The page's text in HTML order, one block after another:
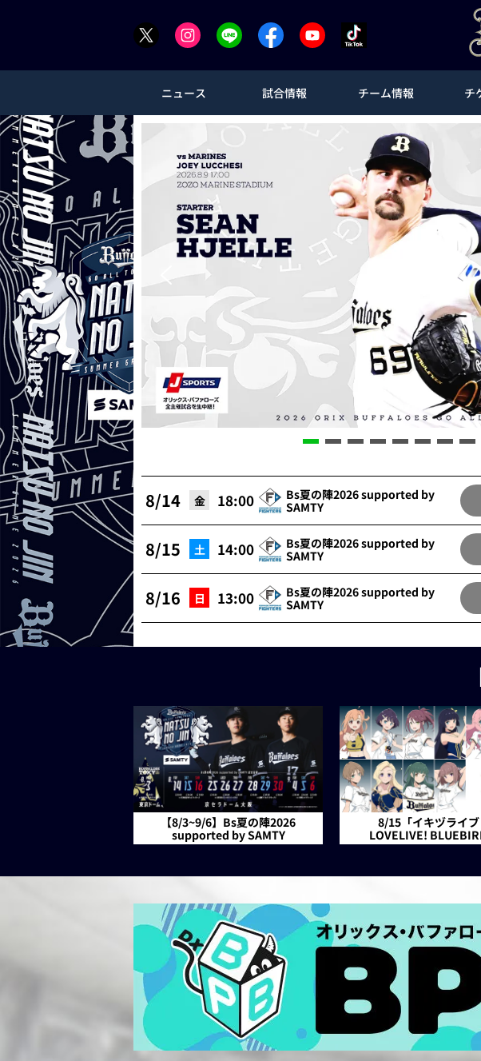
ニュース 試合情報 チーム情報 チ
8/14 金 18:00
Bs夏の陣2026 supported by
SAMTY
8/15 土 14:00
Bs夏の陣2026 supported by
SAMTY
8/16 日 13:00
Bs夏の陣2026 supported by
SAMTY
【8/3~9/6】Bs夏の陣2026
supported by SAMTY
8/15「イキヅライブ
LOVELIVE!